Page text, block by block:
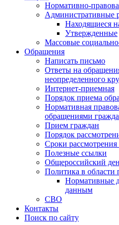
Нормативно-
Административные
Находящиеся
Утвержденные
Массовые
Обращения
Написать письмо
Ответы на
неопределенного
Интернет-приемная
Порядок приема
Нормативная
обращениями
Прием граждан
Порядок
Сроки
Полезные ссылки
Общероссийский
Политика в области
Нормативные
данным
СВО
Контакты
Поиск по сайту